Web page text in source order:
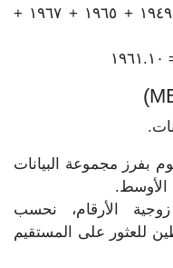
١٩٦٢ + ١٩٧٥ + ١٩٣٠ + ١٩٥٥ + ١٩٤٩ + ١٩٦٥ + ١٩٦٧ +
بفرز مجموعة البيانات
الأوسط.
الأرقام، نحسب
للعثور على المستقيم